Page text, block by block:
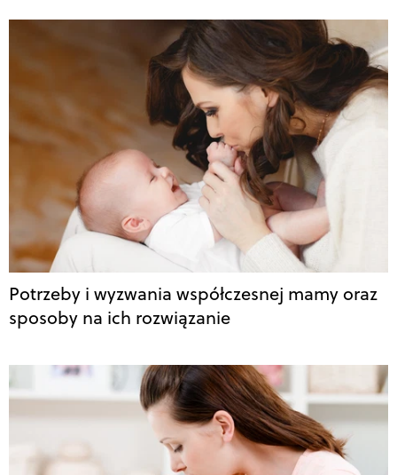
Potrzeby i wyzwania współczesnej mamy oraz
sposoby na ich rozwiązanie